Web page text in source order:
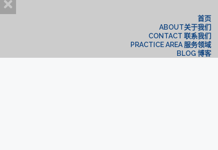
首页
ABOUT关于我们
CONTACT 联系我们
PRACTICE AREA 服务领域
BLOG 博客